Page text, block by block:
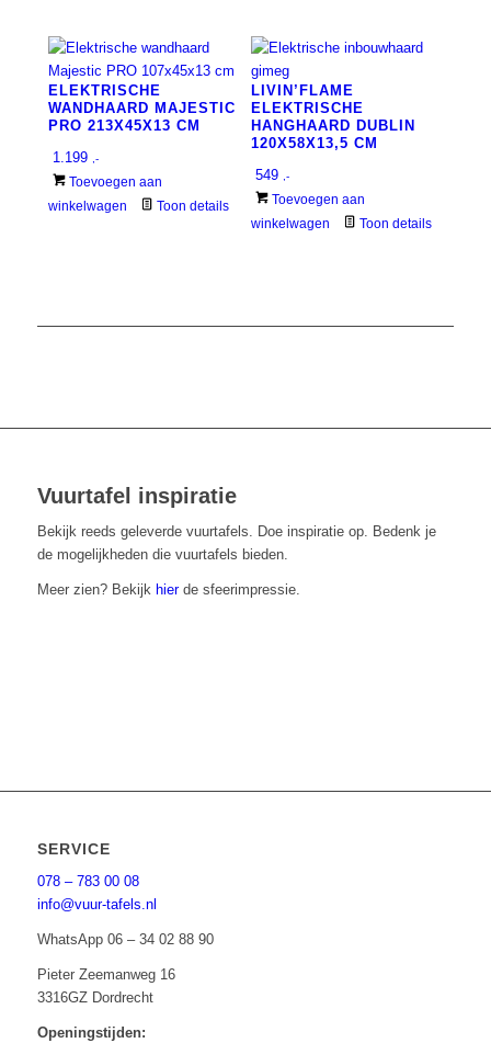
ELEKTRISCHE
WANDHAARD MAJESTIC
PRO 213X45X13 CM
1.199
,-
Toevoegen aan
winkelwagen
Toon details
LIVIN’FLAME
ELEKTRISCHE
HANGHAARD DUBLIN
120X58X13,5 CM
549
,-
Toevoegen aan
winkelwagen
Toon details
Vuurtafel inspiratie
Bekijk reeds geleverde vuurtafels. Doe inspiratie op. Bedenk je
de mogelijkheden die vuurtafels bieden.
Meer zien? Bekijk hierde sfeerimpressie.
SERVICE
078 – 783 00 08
info@vuur-tafels.nl
WhatsApp 06 – 34 02 88 90
Pieter Zeemanweg 16
3316GZ Dordrecht
Openingstijden: